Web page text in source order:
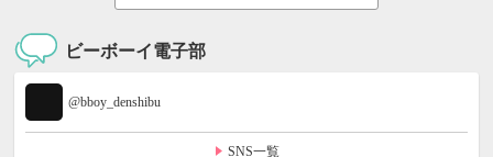
ビーボーイ電子部
@bboy_denshibu
SNS一覧